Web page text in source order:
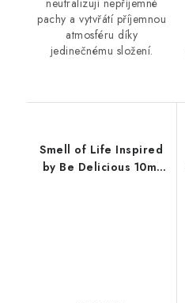
neutralizují nepříjemné
pachy a vytvřátí příjemnou
atmosféru díky
jedinečnému složení.
Smell of Life Inspired
by Be Delicious 10ml